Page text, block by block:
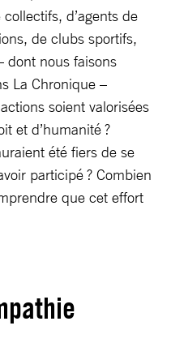
d’agents de
de clubs sportifs,
dont nous faisons
La Chronique –
soient valorisées
et d’humanité ?
été fiers de se
participé ? Combien
que cet effort